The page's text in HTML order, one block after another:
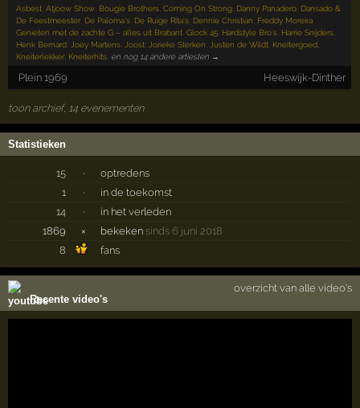
Asbest ,Atjoow Show Bougie Brothers ,Coming On Strong Danny Panadero Dansado &
De Feestmeester De Paloma's De Ruige Rita's Dennie Christian Freddy Moreira
Genieten met de zachte G – alles uit Brabant ,Glock 45 Hardstyle Bro's Harrie Snijders
Henk Bernard
Joey Martens Joost Jorieke Sterken Justen de Wildt Kneitergoed,
Kneiterlekker, Kneiterhits en nog 14 andere artiesten →
Plein 1969 Heeswijk-Dinther
toon archief, 14 evenementen
Statistieken
15 ·
optredens
1
·
in de toekomst
14
·
in het verleden
1869
× bekeken sinds 6 juni 2018
8
fans
Recente video's
overzicht van alle video's